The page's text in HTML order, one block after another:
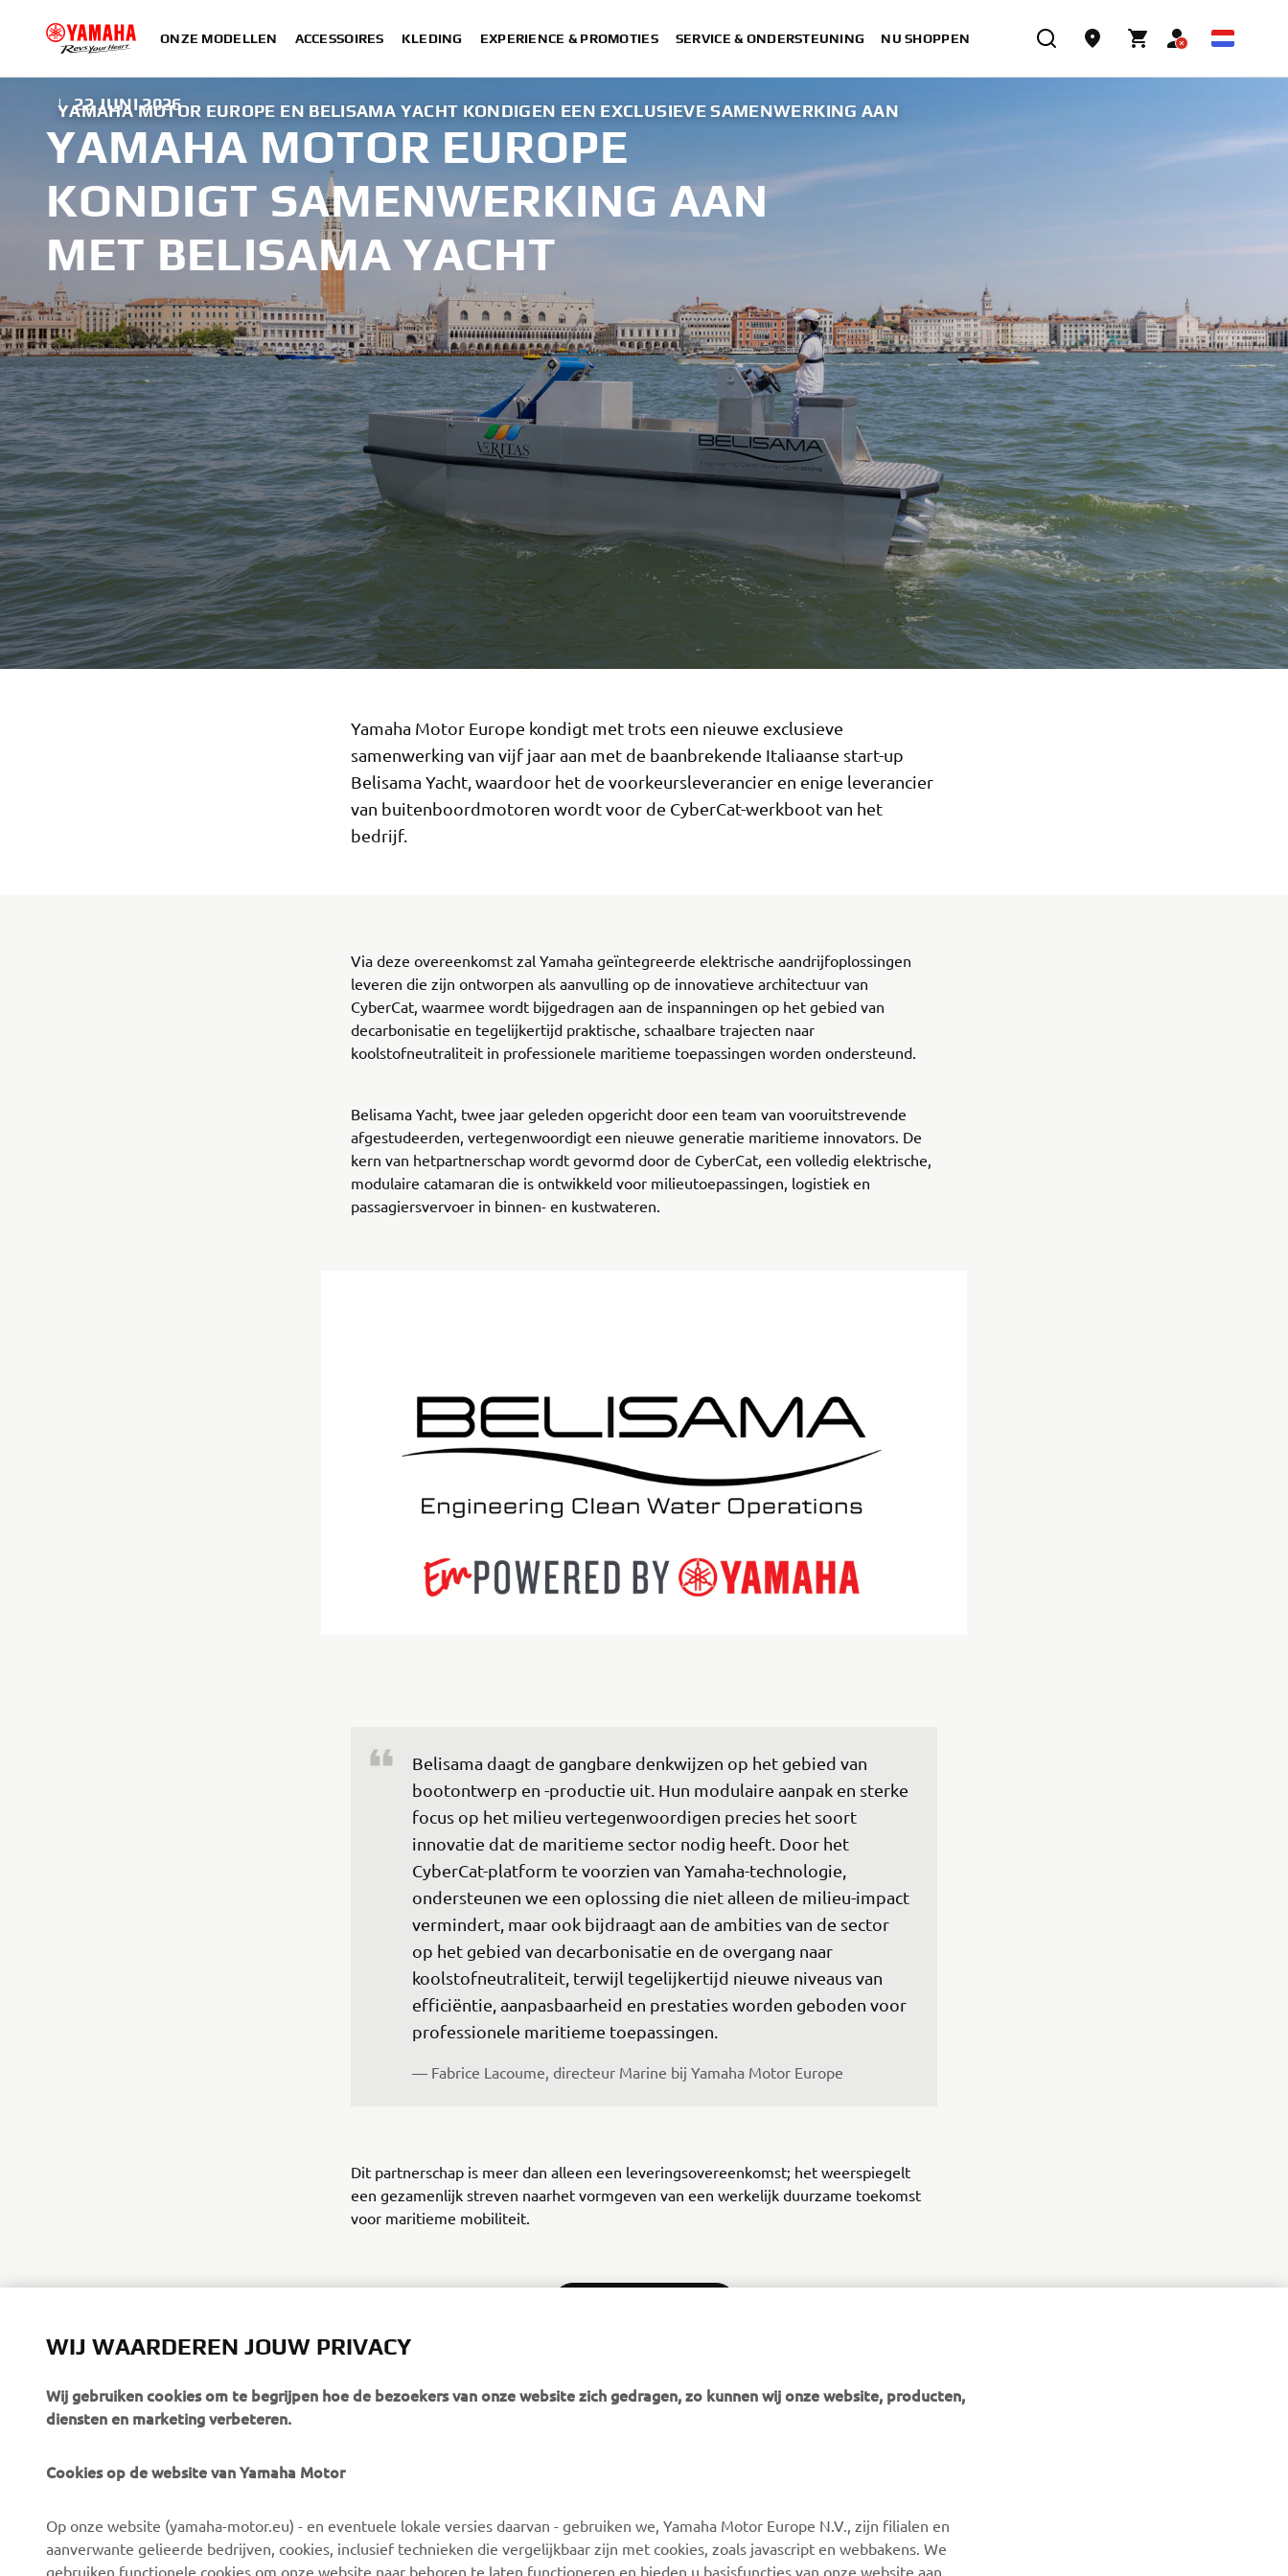
ONZE MODELLEN ACCESSOIRES KLEDING EXPERIENCE & PROMOTIES SERVICE & ONDERSTEUNING NU SHOPPEN
YAMAHA MOTOR EUROPE EN BELISAMA YACHT KONDIGEN EEN EXCLUSIEVE SAMENWERKING AAN
| 22 JUNI 2026
YAMAHA MOTOR EUROPE
KONDIGT SAMENWERKING AAN
MET BELISAMA YACHT
Yamaha Motor Europe kondigt met trots een nieuwe exclusieve
samenwerking van vijf jaar aan met de baanbrekende Italiaanse start-up
Belisama Yacht, waardoor het de voorkeursleverancier en enige leverancier
van buitenboordmotoren wordt voor de CyberCat-werkboot van het
bedrijf.
Via deze overeenkomst zal Yamaha geïntegreerde elektrische aandrijfoplossingen
leveren die zijn ontworpen als aanvulling op de innovatieve architectuur van
CyberCat, waarmee wordt bijgedragen aan de inspanningen op het gebied van
decarbonisatie en tegelijkertijd praktische, schaalbare trajecten naar
koolstofneutraliteit in professionele maritieme toepassingen worden ondersteund.
Belisama Yacht, twee jaar geleden opgericht door een team van vooruitstrevende
afgestudeerden, vertegenwoordigt een nieuwe generatie maritieme innovators. De
kern van hetpartnerschap wordt gevormd door de CyberCat, een volledig elektrische,
modulaire catamaran die is ontwikkeld voor milieutoepassingen, logistiek en
passagiersvervoer in binnen- en kustwateren.
Belisama daagt de gangbare denkwijzen op het gebied van
bootontwerp en -productie uit. Hun modulaire aanpak en sterke
focus op het milieu vertegenwoordigen precies het soort
innovatie dat de maritieme sector nodig heeft. Door het
CyberCat-platform te voorzien van Yamaha-technologie,
ondersteunen we een oplossing die niet alleen de milieu-impact
vermindert, maar ook bijdraagt aan de ambities van de sector
op het gebied van decarbonisatie en de overgang naar
koolstofneutraliteit, terwijl tegelijkertijd nieuwe niveaus van
efficiëntie, aanpasbaarheid en prestaties worden geboden voor
professionele maritieme toepassingen.
— Fabrice Lacoume, directeur Marine bij Yamaha Motor Europe
Dit partnerschap is meer dan alleen een leveringsovereenkomst; het weerspiegelt
een gezamenlijk streven naarhet vormgeven van een werkelijk duurzame toekomst
voor maritieme mobiliteit.
CORPORATE
Over ons
News
VOOR BEDRIJVEN
eBike systemen
Autoriteiten
MyYamaha
Yamaha Music
Webshop-ondersteuning
Onderdelencatalogus
Wees de eerste die meer te weten komt over de nieuwste
deals, speciale evenementen, nieuwe producten en nog veel
meer
WIJ WAARDEREN JOUW PRIVACY
Wij gebruiken cookies om te begrijpen hoe de bezoekers van onze website zich gedragen, zo kunnen wij onze website, producten,
diensten en marketing verbeteren.
Cookies op de website van Yamaha Motor
Op onze website (yamaha-motor.eu) - en eventuele lokale versies daarvan - gebruiken we, Yamaha Motor Europe N.V., zijn filialen en
aanverwante gelieerde bedrijven, cookies, inclusief technieken die vergelijkbaar zijn met cookies, zoals javascript en webbakens. We
gebruiken functionele cookies om onze website naar behoren te laten functioneren en bieden u basisfuncties van onze website aan,